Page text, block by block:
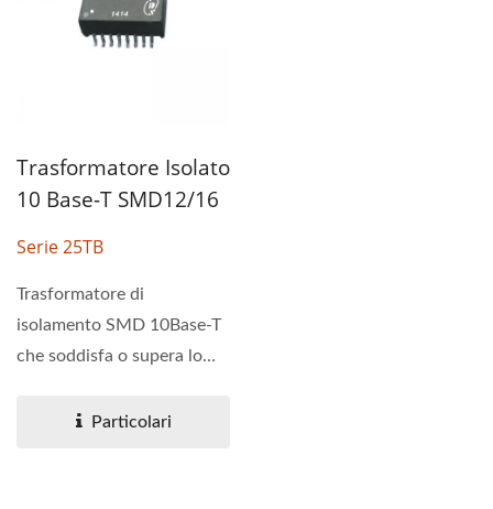
Trasformatore Isolato
10 Base-T SMD12/16
Serie 25TB
Trasformatore di
isolamento SMD 10Base-T
che soddisfa o supera lo
disponibile...Particolari